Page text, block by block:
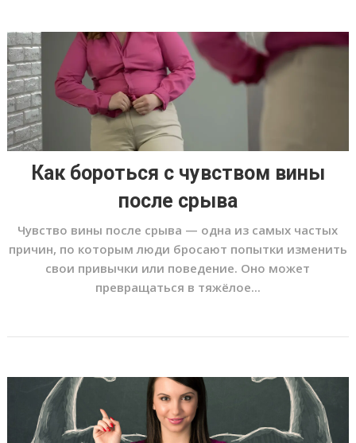
Как бороться с чувством вины
после срыва
Чувство вины после срыва — одна из самых частых
причин, по которым люди бросают попытки изменить
свои привычки или поведение. Оно может
превращаться в тяжёлое...